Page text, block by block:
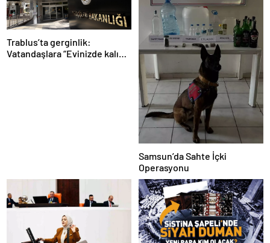
Trablus’ta gerginlik:
Vatandaşlara “Evinizde kalın”
Samsun’da Sahte İçki
Operasyonu